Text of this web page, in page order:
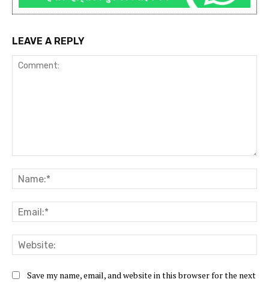
LEAVE A REPLY
Save my name, email, and website in this browser for the next